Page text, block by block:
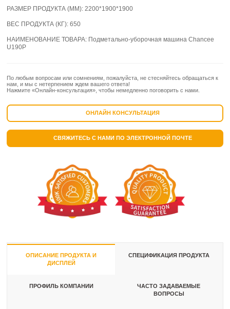
РАЗМЕР ПРОДУКТА (ММ):2200*1900*1900
ВЕС ПРОДУКТА (КГ):650
НАИМЕНОВАНИЕ ТОВАРА: Подметально-уборочная машина Chancee
U190P
По любым вопросам или сомнениям, пожалуйста, не стесняйтесь обращаться к
нам, и мы с нетерпением ждем вашего ответа!
Нажмите «Онлайн-консультация», чтобы немедленно поговорить с нами.
ОНЛАЙН КОНСУЛЬТАЦИЯ
СВЯЖИТЕСЬ С НАМИ ПО ЭЛЕКТРОННОЙ ПОЧТЕ
ОПИСАНИЕ ПРОДУКТА И
ДИСПЛЕЙ
СПЕЦИФИКАЦИЯ ПРОДУКТА
ПРОФИЛЬ КОМПАНИИ
ЧАСТО ЗАДАВАЕМЫЕ
ВОПРОСЫ